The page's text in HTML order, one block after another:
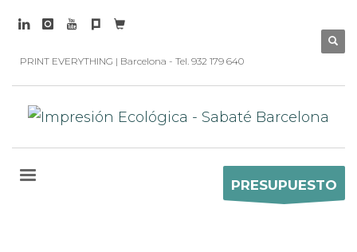
PRINT EVERYTHING | Barcelona - Tel. 932 179 640
PRESUPUESTO